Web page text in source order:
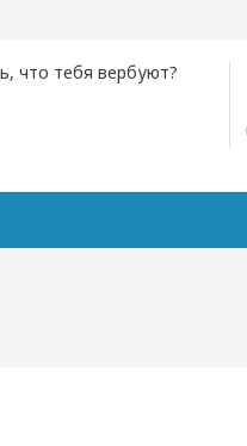
что тебя вербуют?